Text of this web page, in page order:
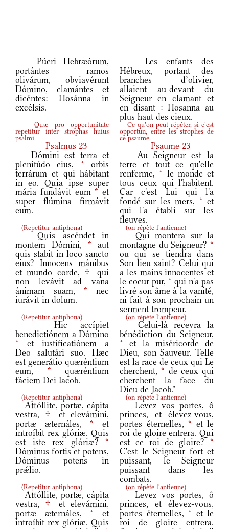
Púeri Hebræórum,
portántes ramos
olivárum, obviavérunt
Dómino, clamántes et
dicéntes: Hosánna in
excélsis.
Les enfants des
Hébreux, portant des
branches d’olivier,
allaient au-devant du
Seigneur en clamant et
en disant : Hosanna au
plus haut des cieux.
Quæ pro opportunitate
repetitur inter strophas huius
psalmi.
Ce qu'on peut répéter, si c'est
opportun, entre les strophes de
ce psaume.
Psalmus 23
Psaume 23
Dómini est terra et
plenitúdo eius, * orbis
terrárum et qui hábitant
in eo. Quia ipse super
mária fundávit eum* et
super flúmina firmávit
eum.
Au Seigneur est la
terre et tout ce qu'elle
renferme,* le monde et
tous ceux qui l'habitent.
Car c'est Lui qui l'a
fondé sur les mers, * et
qui l'a établi sur les
fleuves.
(Repetitur antiphona) (on répète l'antienne)
Quis ascéndet in
montem Dómini, * aut
quis stabit in loco sancto
eius? Innocens mánibus
et mundo corde, †
qui
non levávit ad vana
ánimam suam, * nec
iurávit in dolum.
Qui montera sur la
montagne du Seigneur? *
ou qui se tiendra dans
Son lieu saint? Celui qui
a les mains innocentes et
le coeur pur, * qui n'a pas
livré son âme à la vanité,
ni fait à son prochain un
serment trompeur.
(Repetitur antiphona) (on répète l'antienne)
Hic accípiet
benedictiónem a Dómino
* et iustificatiónem a
Deo salutári suo. Hæc
est generátio quæréntium
eum, * quæréntium
fáciem Dei Iacob.
Celui-là recevra la
bénédiction du Seigneur,
* et la miséricorde de
Dieu, son Sauveur. Telle
est la race de ceux qui Le
cherchent,* de ceux qui
cherchent la face du
Dieu de Jacob."
(Repetitur antiphona) (on répète l'antienne)
Attóllite, portæ, cápita
vestra, †
et elevámini,
portæ æternáles,* et
introíbit rex glóriæ. Quis
est iste rex glóriæ? *
Dóminus fortis et potens,
Dóminus potens in
prǽlio.
Levez vos portes, ô
princes, et élevez-vous,
portes éternelles, * et le
roi de gloire entrera. Qui
est ce roi de gloire? *
C'est le Seigneur fort et
puissant, le Seigneur
puissant dans les
combats.
(Repetitur antiphona) (on répète l'antienne)
Attóllite, portæ, cápita
vestra, †
et elevámini,
portæ æternáles,* et
introíbit rex glóriæ. Quis
Levez vos portes, ô
princes, et élevez-vous,
portes éternelles, * et le
roi de gloire entrera.